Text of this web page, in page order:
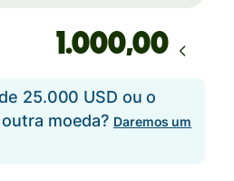
,00
25.000 USD ou o
moeda? Daremos um